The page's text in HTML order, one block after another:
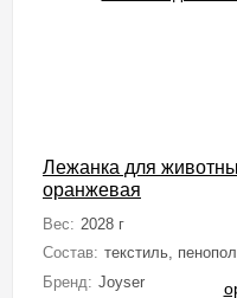
Лежанка для
оранжевая
Вес: 2028 г
Состав: текстиль,
Бренд: Joyser